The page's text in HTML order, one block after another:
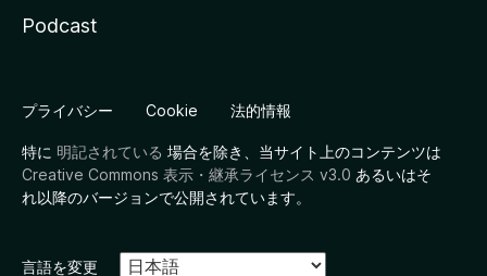
Podcast
プライバシー Cookie 法的情報
特に 明記されている 場合を除き、当サイト上のコンテンツは
Creative Commons 表示・継承ライセンス v3.0 あるいはそ
れ以降のバージョンで公開されています。
言語を変更